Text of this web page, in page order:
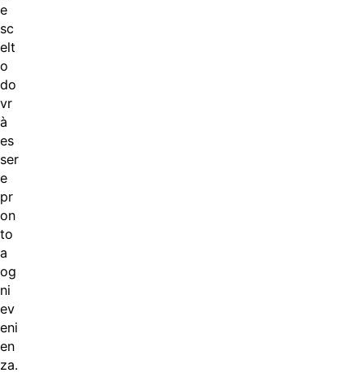
e
sc
elt
o
do
vr
à
es
ser
e
pr
on
to
a
og
ni
ev
eni
en
za.